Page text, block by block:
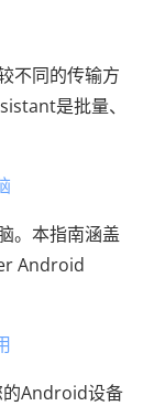
不同的传输方
是批量、
。本指南涵盖
Android
Android设备